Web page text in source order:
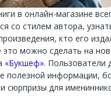
в онлайн-магазине
со стилем автора,
кто его
это можно сделать на
«Букшеф». Пользователи
полезной информации,
сюрпризы для